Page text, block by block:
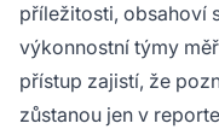
příležitosti, obsahoví
výkonnostní týmy
přístup zajistí, že
zůstanou jen v